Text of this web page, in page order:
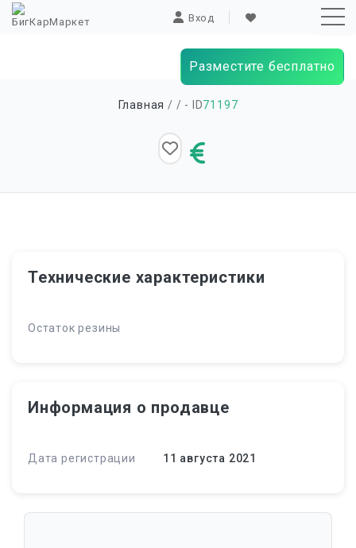
Вход
Разместите бесплатно
Главная / / - ID71197
Технические характеристики
Остаток резины
Информация о продавце
Дата регистрации 11 августа 2021